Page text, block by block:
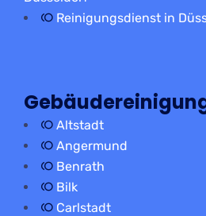
Reinigungsdienst in
Altstadt
Angermund
Benrath
Bilk
Carlstadt